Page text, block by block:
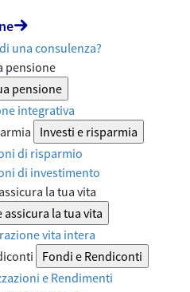
una consulenza?
pensione
pensione
integrativa
Investi e risparmia
di risparmio
di investimento
la tua vita
assicura la tua vita
vita intera
Fondi e Rendiconti
e Rendimenti